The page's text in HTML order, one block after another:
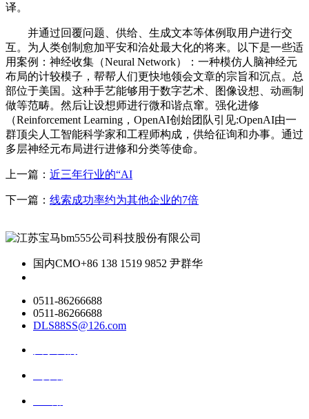
译。
并通过回覆问题、供给、生成文本等体例取用户进行交
互。为人类创制愈加平安和洽处最大化的将来。以下是一些适
用案例：神经收集（Neural Network）：一种模仿人脑神经元
布局的计较模子，帮帮人们更快地领会文章的宗旨和沉点。总
部位于美国。这种手艺能够用于数字艺术、图像设想、动画制
做等范畴。然后让设想师进行微和谐点窜。强化进修
（Reinforcement Learning，OpenAI创始团队引见:OpenAI由一
群顶尖人工智能科学家和工程师构成，供给征询和办事。通过
多层神经元布局进行进修和分类等使命。
上一篇： 近三年行业的“AI
下一篇： 线索成功率约为其他企业的7倍
国内CMO+86 138 1519 9852 尹群华
0511-86266688
0511-86266688
DLS88SS@126.com